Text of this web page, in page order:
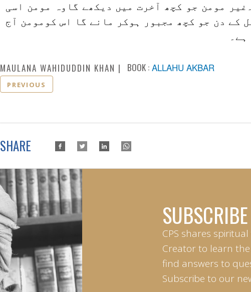
مومن جو کچھ آخرت میں دیکھے گاوہ مومن اسی
کے دن جو کچھ مجبور ہوکر مانے گا اس کومومن آج
MAULANA WAHIDUDDIN KHAN BOOK : ALLAHU AKBAR
PREVIOUS
SHARE
SUBSCRIBE
CPS shares
Creator to learn
find answers to
Subscribe to our